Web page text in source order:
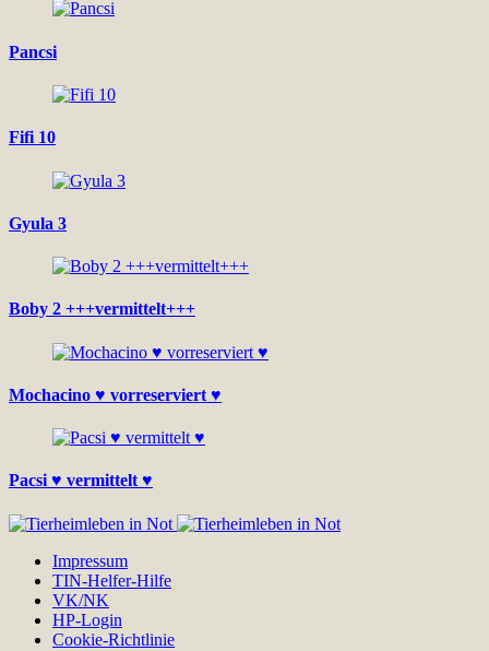
Pancsi
Fifi 10
Gyula 3
Boby 2 +++vermittelt+++
Mochacino ♥ vorreserviert ♥
Pacsi ♥ vermittelt ♥
Impressum
TIN-Helfer-Hilfe
VK/NK
HP-Login
Cookie-Richtlinie